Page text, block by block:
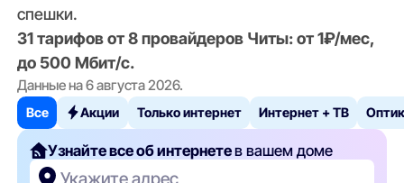
спешки.
31 тарифов от 8 провайдеров Читы: от 1₽/мес,
до 500 Мбит/с.
Данные на 6 августа 2026.
Все Акции Только интернет Интернет + ТВ
Узнайте все об интернетев вашем доме
Укажите адрес